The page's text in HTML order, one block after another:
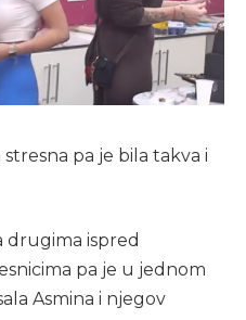
pa je bila takva i
drugima ispred
pa je u jednom
Asmina i njegov